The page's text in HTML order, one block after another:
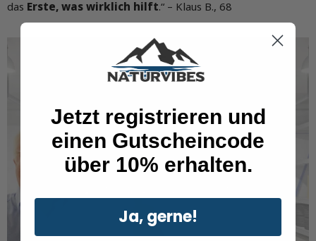
das Erste, was wirklich hilft.“ – Klaus B., 68
Jetzt registrieren und
einen Gutscheincode
über 10% erhalten.
Ja, gerne!